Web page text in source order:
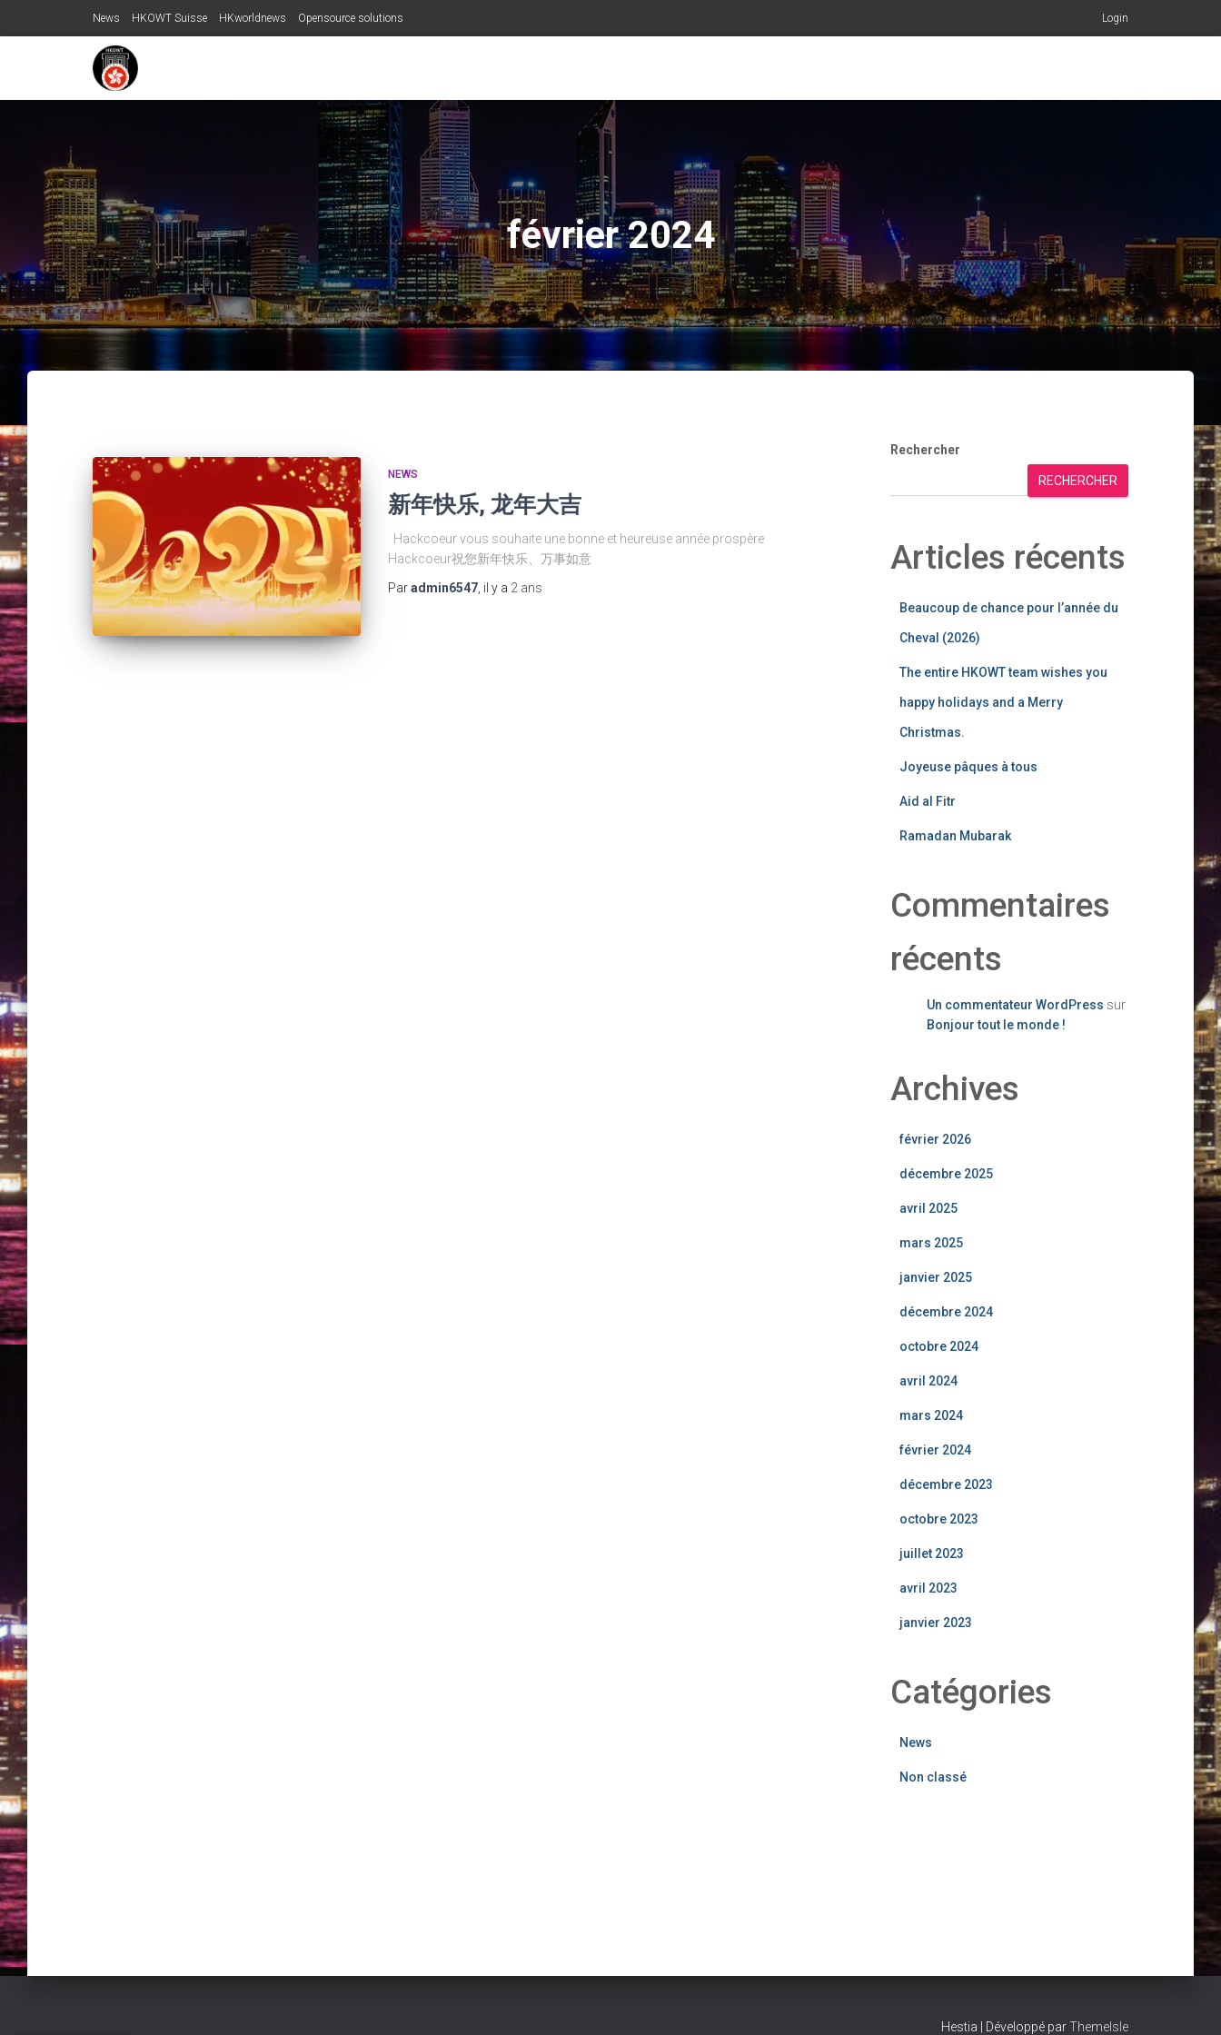
Login
News HKOWT Suisse HKworldnews Opensource solutions
février 2024
NEWS
新年快乐, 龙年大吉
Hackcoeur vous souhaite une bonne et heureuse année prospère
Hackcoeur祝您新年快乐、万事如意
Paradmin6547 , il y a 2 ans
Rechercher
RECHERCHER
Articles récents
Beaucoup de chance pour l’année du
Cheval (2026)
The entire HKOWT team wishes you
happy holidays and a Merry
Christmas.
Joyeuse pâques à tous
Aid al Fitr
Ramadan Mubarak
Commentaires
récents
Un commentateur WordPress sur
Bonjour tout le monde !
Archives
février 2026
décembre 2025
avril 2025
mars 2025
janvier 2025
décembre 2024
octobre 2024
avril 2024
mars 2024
février 2024
décembre 2023
octobre 2023
juillet 2023
avril 2023
janvier 2023
Catégories
News
Non classé
Hestia | Développé parThemeIsle